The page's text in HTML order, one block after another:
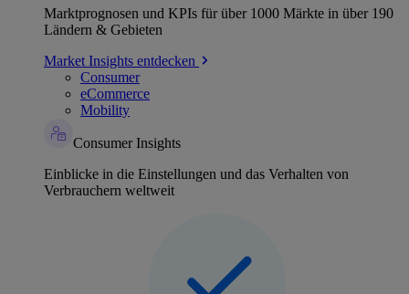
Marktprognosen und KPIs für über 1000 Märkte in über 190
Ländern & Gebieten
Market Insights entdecken
Consumer
eCommerce
Mobility
Consumer Insights
Einblicke in die Einstellungen und das Verhalten von
Verbrauchern weltweit